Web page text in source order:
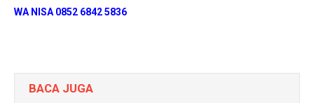
WA NISA 0852 6842 5836
BACA JUGA